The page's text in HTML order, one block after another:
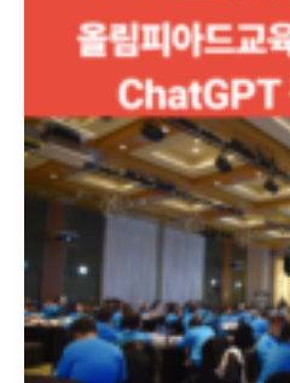
사
가
열
광
챗
GPT
강